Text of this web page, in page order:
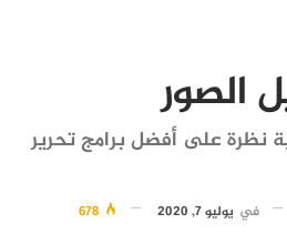
الصور
نظرة على أفضل برامج تحرير
في يوليو 7, 2020